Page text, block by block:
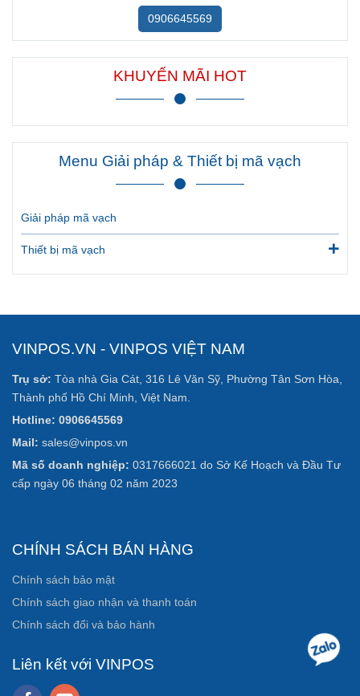
VINPOS.VN - VINPOS VIỆT NAM
Trụ sở: Tòa nhà Gia Cát, 316 Lê Văn Sỹ, Phường Tân Sơn Hòa,
Thành phố Hồ Chí Minh, Việt Nam.
Hotline: 0906645569
Mail: sales@vinpos.vn
Mã số doanh nghiệp: 0317666021 do Sở Kế Hoạch và Đầu Tư
cấp ngày 06 tháng 02 năm 2023
CHÍNH SÁCH BÁN HÀNG
Chính sách bảo mật
Chính sách giao nhận và thanh toán
Chính sách đổi và bảo hành
Liên kết với VINPOS
0906645569
KHUYẾN MÃI HOT
Menu Giải pháp & Thiết bị mã vạch
Giải pháp mã vạch
Thiết bị mã vạch